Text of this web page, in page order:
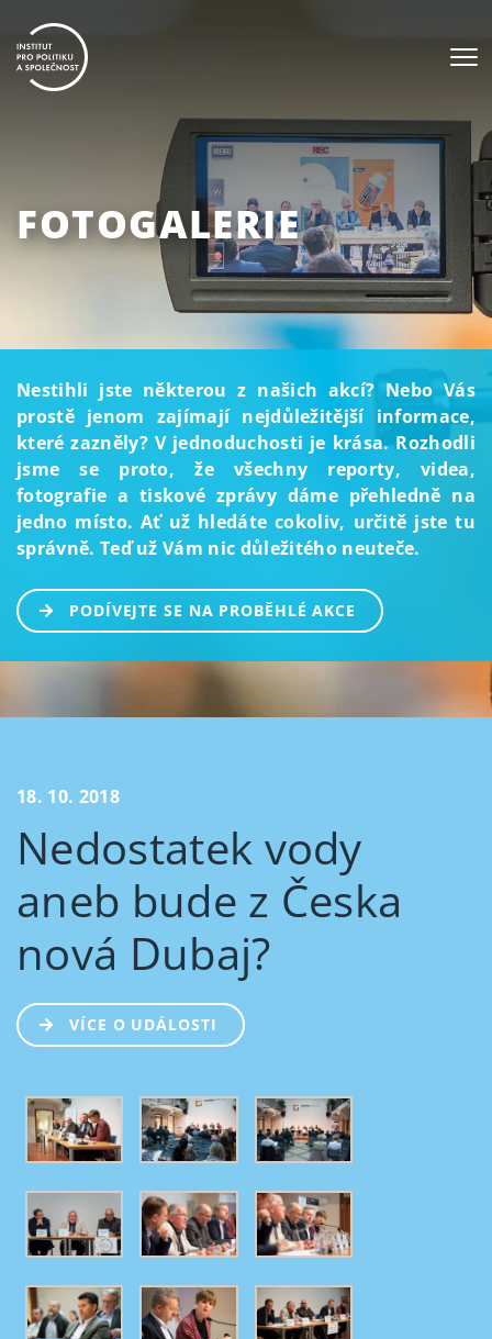
FOTOGALERIE
Nestihli jste některou z našich akcí? Nebo Vás
prostě jenom zajímají nejdůležitější informace,
které zazněly? V jednoduchosti je krása. Rozhodli
jsme se proto, že všechny reporty, videa,
fotografie a tiskové zprávy dáme přehledně na
jedno místo. Ať už hledáte cokoliv, určitě jste tu
správně. Teď už Vám nic důležitého neuteče.
PODÍVEJTE SE NA PROBĚHLÉ AKCE
18. 10. 2018
Nedostatek vody
aneb bude z Česka
nová Dubaj?
VÍCE O UDÁLOSTI